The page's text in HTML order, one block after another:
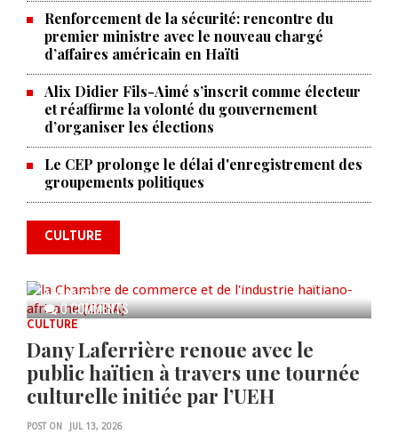
Renforcement de la sécurité: rencontre du
premier ministre avec le nouveau chargé
d’affaires américain en Haïti
Alix Didier Fils-Aimé s’inscrit comme électeur
et réaffirme la volonté du gouvernement
d’organiser les élections
Le CEP prolonge le délai d'enregistrement des
groupements politiques
CULTURE
0 COMMENTS
La Chambre de commerce et de
l'industrie haïtiano-africaine
annonce des activités pour
commémorer le 235e
anniversaire de la cérémonie du
AUG 05, 2026
CULTURE
Dany Laferrière renoue avec le
public haïtien à travers une tournée
culturelle initiée par l’UEH
POST ON JUL 13, 2026